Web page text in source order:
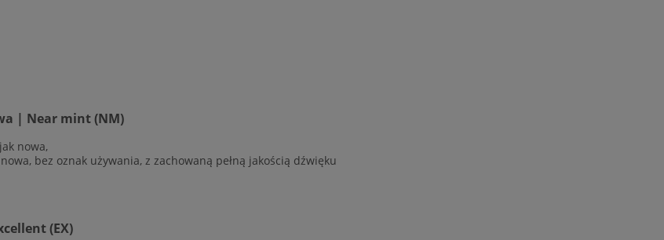
| Near mint (NM)
nowa,
bez oznak używania, z zachowaną pełną jakością dźwięku
(EX)